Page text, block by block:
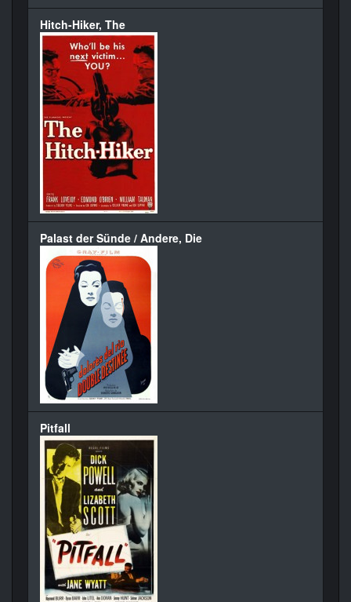
Hitch-Hiker, The
Palast der Sünde / Andere, Die
Pitfall